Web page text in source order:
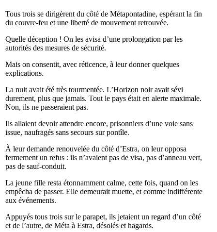
Tous trois se dirigèrent du côté de Métapontadine, espérant la fin
du couvre-feu et une liberté de mouvement retrouvée.
Quelle déception ! On les avisa d’une prolongation par les
autorités des mesures de sécurité.
Mais on consentit, avec réticence, à leur donner quelques
explications.
La nuit avait été très tourmentée. L’Horizon noir avait sévi
durement, plus que jamais. Tout le pays était en alerte maximale.
Non, ils ne passeraient pas.
Ils allaient devoir attendre encore, prisonniers d’une voie sans
issue, naufragés sans secours sur pontîle.
À leur demande renouvelée du côté d’Estra, on leur opposa
fermement un refus : ils n’avaient pas de visa, pas d’anneau vert,
pas de sauf-conduit.
La jeune fille resta étonnamment calme, cette fois, quand on les
empêcha de passer. Elle demeurait muette, et comme indifférente
aux événements.
Appuyés tous trois sur le parapet, ils jetaient un regard d’un côté
et de l’autre, de Méta à Estra, désolés et hagards.